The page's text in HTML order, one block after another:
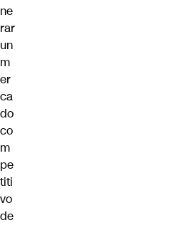
ne
rar
un
m
er
ca
do
co
m
pe
titi
vo
de